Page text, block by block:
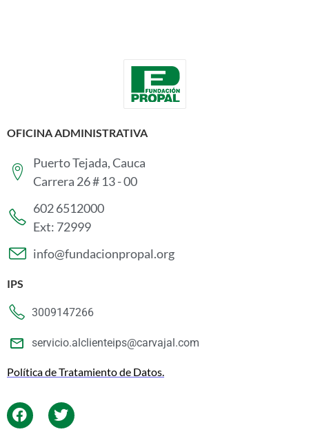
OFICINA ADMINISTRATIVA
Puerto Tejada, Cauca
Carrera 26 # 13 - 00
602 6512000
Ext: 72999
info@fundacionpropal.org
IPS
3009147266
servicio.alclienteips@carvajal.com
Política de Tratamiento de Datos.